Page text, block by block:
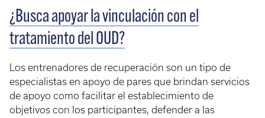
¿Busca apoyar la vinculación con el
tratamiento del OUD?
Los entrenadores de recuperación son un tipo de
especialistas en apoyo de pares que brindan servicios
de apoyo como facilitar el establecimiento de
objetivos con los participantes, defender a las